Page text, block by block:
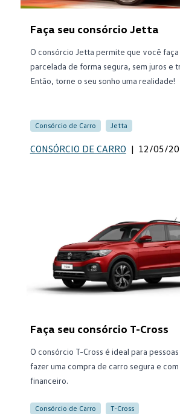
Faça seu consórcio Jetta
O consórcio Jetta permite que você faça
parcelada de forma segura, sem juros e
Então, torne o seu sonho uma realidade!
Consórcio de Carro Jetta
CONSÓRCIO DE CARRO | 12/05/
Faça seu consórcio T-Cross
O consórcio T-Cross é ideal para
fazer uma compra de carro segura e
financeiro.
Consórcio de Carro T-Cross